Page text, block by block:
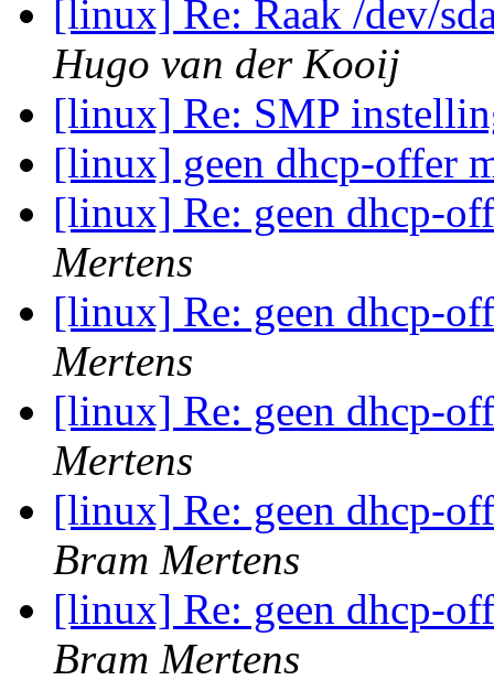
[linux] Re: Raak /dev/
Hugo van der Kooij
[linux] Re: SMP
[linux] geen dhcp-offer
[linux] Re: geen dhcp-
Mertens
[linux] Re: geen dhcp-
Mertens
[linux] Re: geen dhcp-
Mertens
[linux] Re: geen dhcp-
Bram Mertens
[linux] Re: geen dhcp-
Bram Mertens